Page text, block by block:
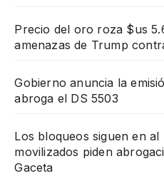
Precio del oro roza $us
amenazas de Trump
Gobierno anuncia la
abroga el DS 5503
Los bloqueos siguen en
movilizados piden
Gaceta